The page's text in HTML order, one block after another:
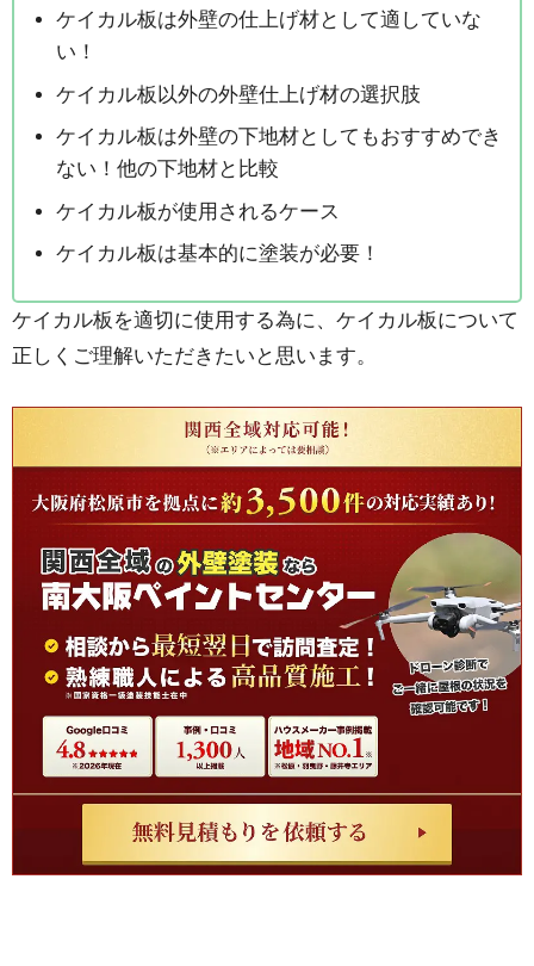
ケイカル板は外壁の仕上げ材として適していな
い！
ケイカル板以外の外壁仕上げ材の選択肢
ケイカル板は外壁の下地材としてもおすすめでき
ない！他の下地材と比較
ケイカル板が使用されるケース
ケイカル板は基本的に塗装が必要！
ケイカル板を適切に使用する為に、ケイカル板について
正しくご理解いただきたいと思います。